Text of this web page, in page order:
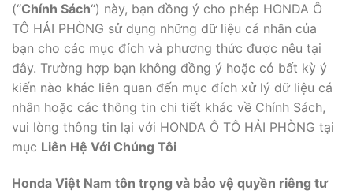
(“Chính Sách“) này, bạn đồng ý cho phép HONDA Ô
TÔ HẢI PHÒNG sử dụng những dữ liệu cá nhân của
bạn cho các mục đích và phương thức được nêu tại
đây. Trường hợp bạn không đồng ý hoặc có bất kỳ ý
kiến nào khác liên quan đến mục đích xử lý dữ liệu cá
nhân hoặc các thông tin chi tiết khác về Chính Sách,
vui lòng thông tin lại với HONDA Ô TÔ HẢI PHÒNG tại
mục Liên Hệ Với Chúng Tôi
Honda Việt Nam tôn trọng và bảo vệ quyền riêng tư